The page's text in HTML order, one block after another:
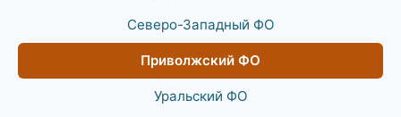
Северо-Западный ФО
Приволжский ФО
Уральский ФО